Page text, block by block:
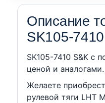
Описание
SK105-7410
SK105-7410 S&K c
ценой и аналогами.
Желаете
рулевой тяги LHT